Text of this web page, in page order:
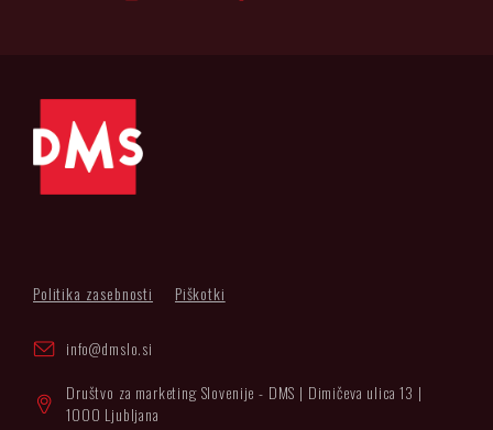
Politika zasebnosti Piškotki
info@dmslo.si
Društvo za marketing Slovenije - DMS | Dimičeva ulica 13 |
1000 Ljubljana